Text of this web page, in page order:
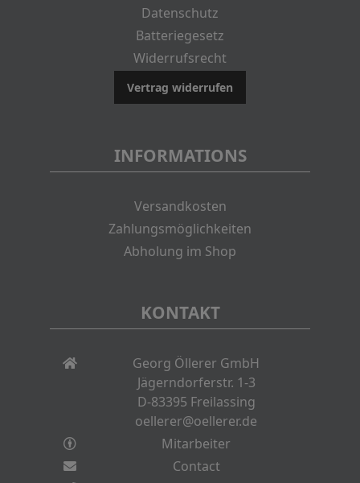
Datenschutz
Batteriegesetz
Widerrufsrecht
Vertrag widerrufen
INFORMATIONS
Versandkosten
Zahlungsmöglichkeiten
Abholung im Shop
KONTAKT
Georg Öllerer GmbH
Jägerndorferstr. 1-3
D-83395 Freilassing
oellerer@oellerer.de
Mitarbeiter
Contact